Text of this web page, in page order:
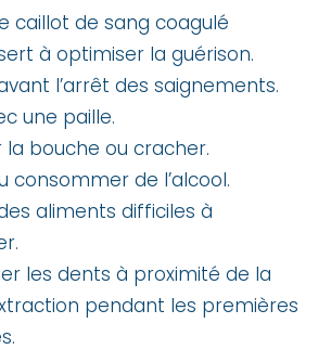
caillot de sang coagulé
sert à optimiser la guérison.
l’arrêt des saignements.
une paille.
la bouche ou cracher.
consommer de l’alcool.
aliments difficiles à
les dents à proximité de la
pendant les premières